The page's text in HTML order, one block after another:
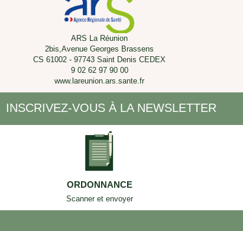
ARS La Réunion
2bis,Avenue Georges Brassens
CS 61002 - 97743 Saint Denis CEDEX
9 02 62 97 90 00
www.lareunion.ars.sante.fr
INSCRIVEZ-VOUS À LA NEWSLETTER
ORDONNANCE
Scanner et envoyer